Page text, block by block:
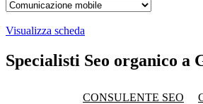
Visualizza scheda
Specialisti Seo organico a
CONSULENTE SEO